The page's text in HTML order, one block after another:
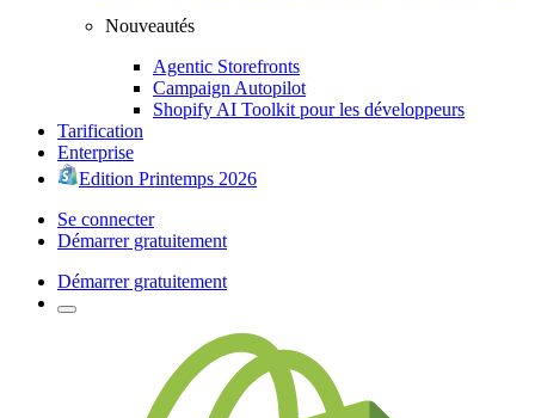
Nouveautés
Agentic Storefronts
Campaign Autopilot
Shopify AI Toolkit pour les développeurs
Tarification
Enterprise
Edition Printemps 2026
Se connecter
Démarrer gratuitement
Démarrer gratuitement